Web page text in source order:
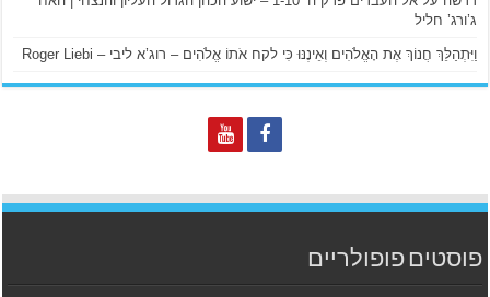
ג’ורג’ חליל
וַיִּתְהַלֵּךְ חֲנוֹךְ אֶת הָאֱלֹהִים וְאֵינֶנּוּ כִּי לקח אֹתוֹ אֱלֹהִים – רוג’א ליבי – Roger Liebi
פוסטים פופולריים